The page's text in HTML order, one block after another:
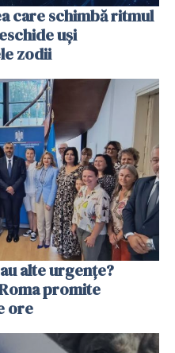
care schimbă ritmul
uși
zodii
alte urgențe?
promite
ore